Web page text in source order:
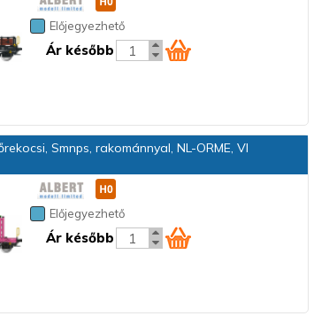
Előjegyezhető
Ár később
Smnps, rakománnyal, NL-ORME, VI
Előjegyezhető
Ár később